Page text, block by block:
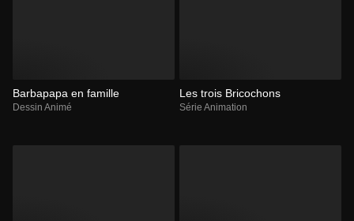
Barbapapa en famille
Dessin Animé
Les trois Bricochons
Série Animation